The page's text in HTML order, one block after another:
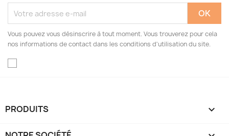
Vous pouvez vous désinscrire à tout moment. Vous trouverez pour cela
nos informations de contact dans les conditions d'utilisation du site.
PRODUITS 